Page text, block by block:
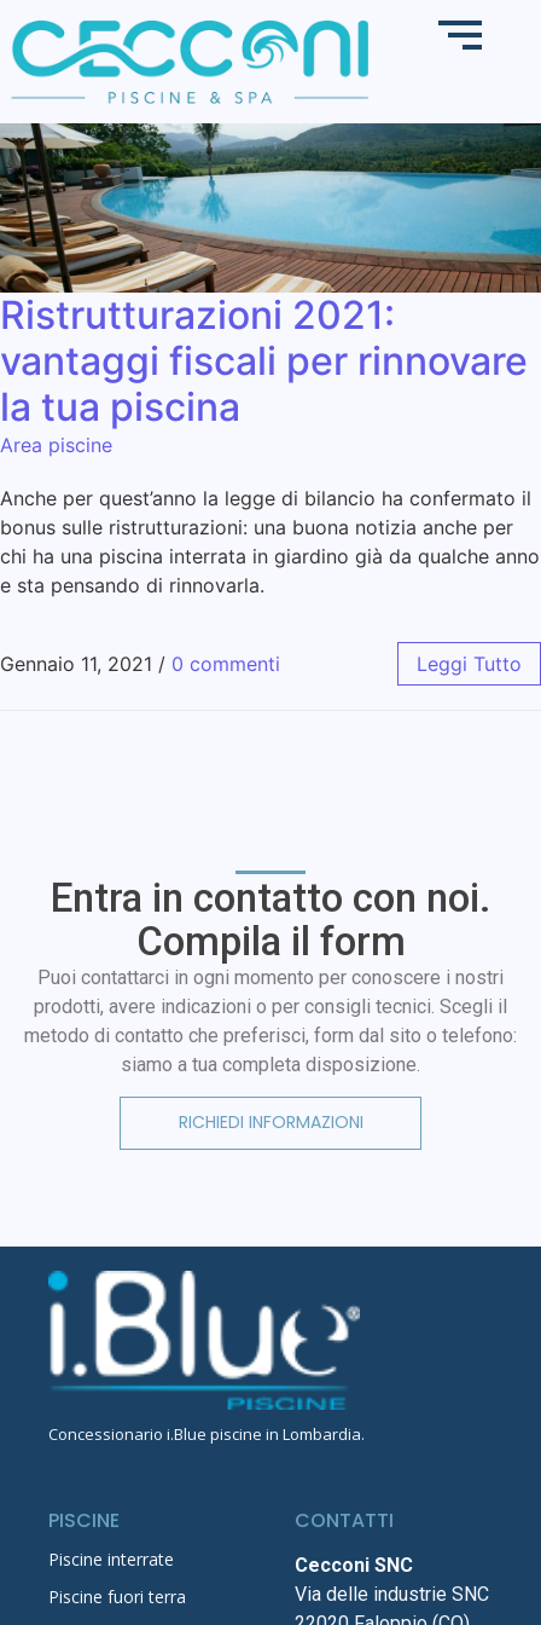
Ristrutturazioni 2021:
vantaggi fiscali per rinnovare
la tua piscina
Area piscine
Anche per quest’anno la legge di bilancio ha confermato il
bonus sulle ristrutturazioni: una buona notizia anche per
chi ha una piscina interrata in giardino già da qualche anno
e sta pensando di rinnovarla.
Gennaio 11, 2021 / 0 commenti Leggi Tutto
Entra in contatto con noi.
Compila il form
Puoi contattarci in ogni momento per conoscere i nostri
prodotti, avere indicazioni o per consigli tecnici. Scegli il
metodo di contatto che preferisci, form dal sito o telefono:
siamo a tua completa disposizione.
RICHIEDI INFORMAZIONI
Concessionario i.Blue piscine in Lombardia.
PISCINE
Piscine interrate
Piscine fuori terra
CONTATTI
Cecconi SNC
Via delle industrie SNC